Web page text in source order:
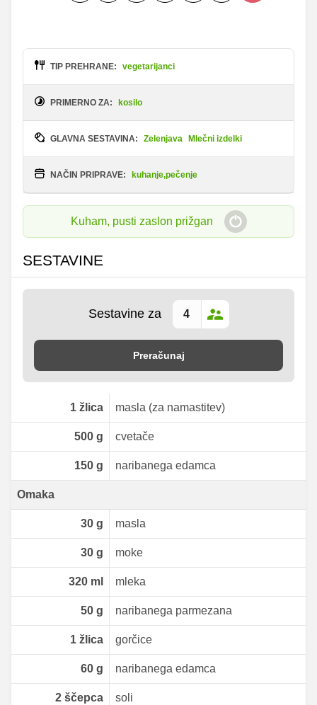
TIP PREHRANE: vegetarijanci
PRIMERNO ZA: kosilo
GLAVNA SESTAVINA: Zelenjava Mlečni izdelki
NAČIN PRIPRAVE: kuhanje,pečenje
Kuham, pusti zaslon prižgan
SESTAVINE
Sestavine za
Preračunaj
1žlica masla (za namastitev)
500g cvetače
150g naribanega edamca
Omaka
30g masla
30g moke
320ml mleka
50g naribanega parmezana
1žlica gorčice
60g naribanega edamca
2ščepca soli